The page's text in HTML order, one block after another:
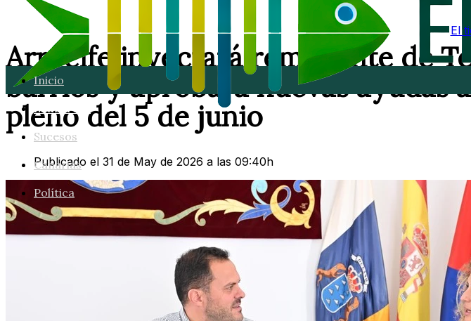
El
Inicio
Lanzarote
Sucesos
Canarias
Política
Arrecife inyectará remanente de
barrios y aprobará nuevas ayudas
pleno del 5 de junio
Publicado el 31 de May de 2026 a las 09:40h